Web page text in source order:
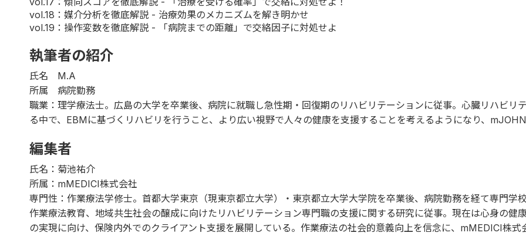
vol.18 ：媒介分析を徹底解説 - 治療効果のメカニズムを解き明かせ
vol.19 ：操作変数を徹底解説 - 「病院までの距離」で交絡因子に対処せよ
執筆者の紹介
氏名 M.A
所属 病院勤務
職業：理学療法士。広島の大学を卒業後、病院に就職し急性期・回復期のリハビリテーションに従事。心臓リハビリ
る中で、EBMに基づくリハビリを行うこと、より広い視野で人々の健康を支援することを考えるようになり、
編集者
氏名：菊池祐介
所属：mMEDICI株式会社
専門性：作業療法学修士。首都大学東京（現東京都立大学）・東京都立大学大学院を卒業後、病院勤務を経て専門学
作業療法教育、地域共生社会の醸成に向けたリハビリテーション専門職の支援に関する研究に従事。現在は心身の健
の実現に向け、保険内外でのクライアント支援を展開している。作業療法の社会的意義向上を信念に、mMEDICI株式